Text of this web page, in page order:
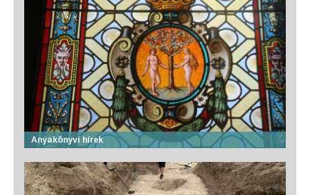
Anyakönyvi hírek